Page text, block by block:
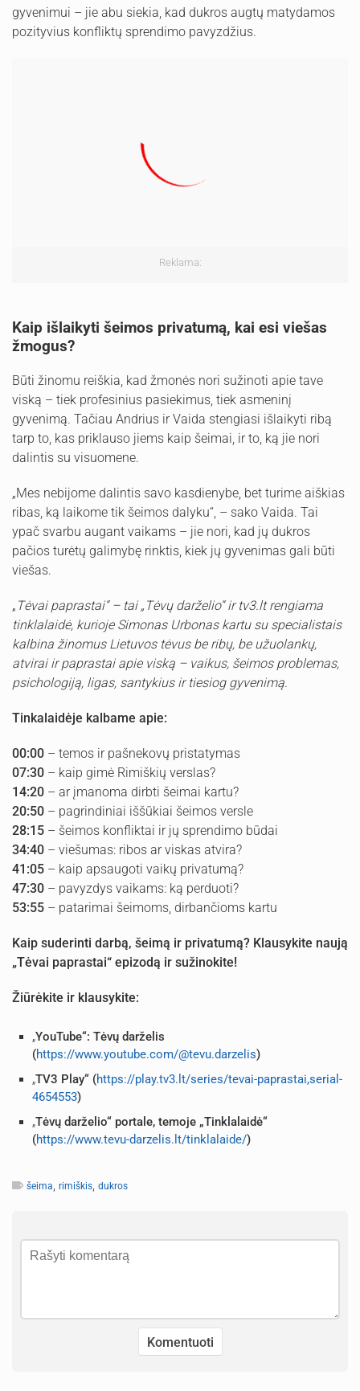
gyvenimui – jie abu siekia, kad dukros augtų matydamos
pozityvius konfliktų sprendimo pavyzdžius.
Reklama:
Kaip išlaikyti šeimos privatumą, kai esi viešas
žmogus?
Būti žinomu reiškia, kad žmonės nori sužinoti apie tave
viską – tiek profesinius pasiekimus, tiek asmeninį
gyvenimą. Tačiau Andrius ir Vaida stengiasi išlaikyti ribą
tarp to, kas priklauso jiems kaip šeimai, ir to, ką jie nori
dalintis su visuomene.
„Mes nebijome dalintis savo kasdienybe, bet turime aiškias
ribas, ką laikome tik šeimos dalyku“, – sako Vaida. Tai
ypač svarbu augant vaikams – jie nori, kad jų dukros
pačios turėtų galimybę rinktis, kiek jų gyvenimas gali būti
viešas.
„ Tėvai paprastai“ – tai „Tėvų darželio“ ir tv3.lt rengiama
tinklalaidė, kurioje Simonas Urbonas kartu su specialistais
kalbina žinomus Lietuvos tėvus be ribų, be užuolankų,
atvirai ir paprastai apie viską – vaikus, šeimos problemas,
psichologiją, ligas, santykius ir tiesiog gyvenimą.
Tinkalaidėje kalbame apie:
00:00 – temos ir pašnekovų pristatymas
07:30 – kaip gimė Rimiškių verslas?
14:20 – ar įmanoma dirbti šeimai kartu?
20:50 – pagrindiniai iššūkiai šeimos versle
28:15 – šeimos konfliktai ir jų sprendimo būdai
34:40 – viešumas: ribos ar viskas atvira?
41:05 – kaip apsaugoti vaikų privatumą?
47:30 – pavyzdys vaikams: ką perduoti?
53:55 – patarimai šeimoms, dirbančioms kartu
Kaip suderinti darbą, šeimą ir privatumą? Klausykite naują
„Tėvai paprastai“ epizodą ir sužinokite!
Žiūrėkite ir klausykite:
„YouTube“: Tėvų darželis
(https://www.youtube.com/@tevu.darzelis)
„TV3 Play“ (https://play.tv3.lt/series/tevai-paprastai,serial-
4654553)
„Tėvų darželio“ portale, temoje „Tinklalaidė“
(https://www.tevu-darzelis.lt/tinklalaide/)
šeima, rimiškis, dukros